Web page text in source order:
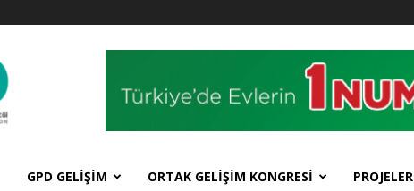
GPD GELİŞİM ORTAK GELİŞİM KONGRESİ PROJELER